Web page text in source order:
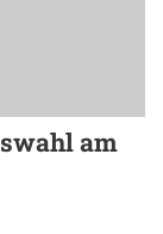
am